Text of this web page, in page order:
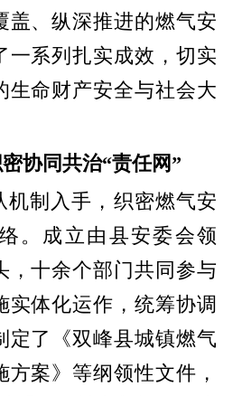
盖、纵深推进的燃气安
一系列扎实成效，切实
生命财产安全与社会大
协同共治“责任网”
机制入手，织密燃气安
。成立由县安委会领
，十余个部门共同参与
实体化运作，统筹协调
定了《双峰县城镇燃气
案》等纲领性文件，